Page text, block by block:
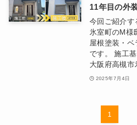
11年目の外
今回ご紹介す
氷室町のM様
屋根塗装・ベ
です。 施工
大阪府高槻
2025年7月4日
1